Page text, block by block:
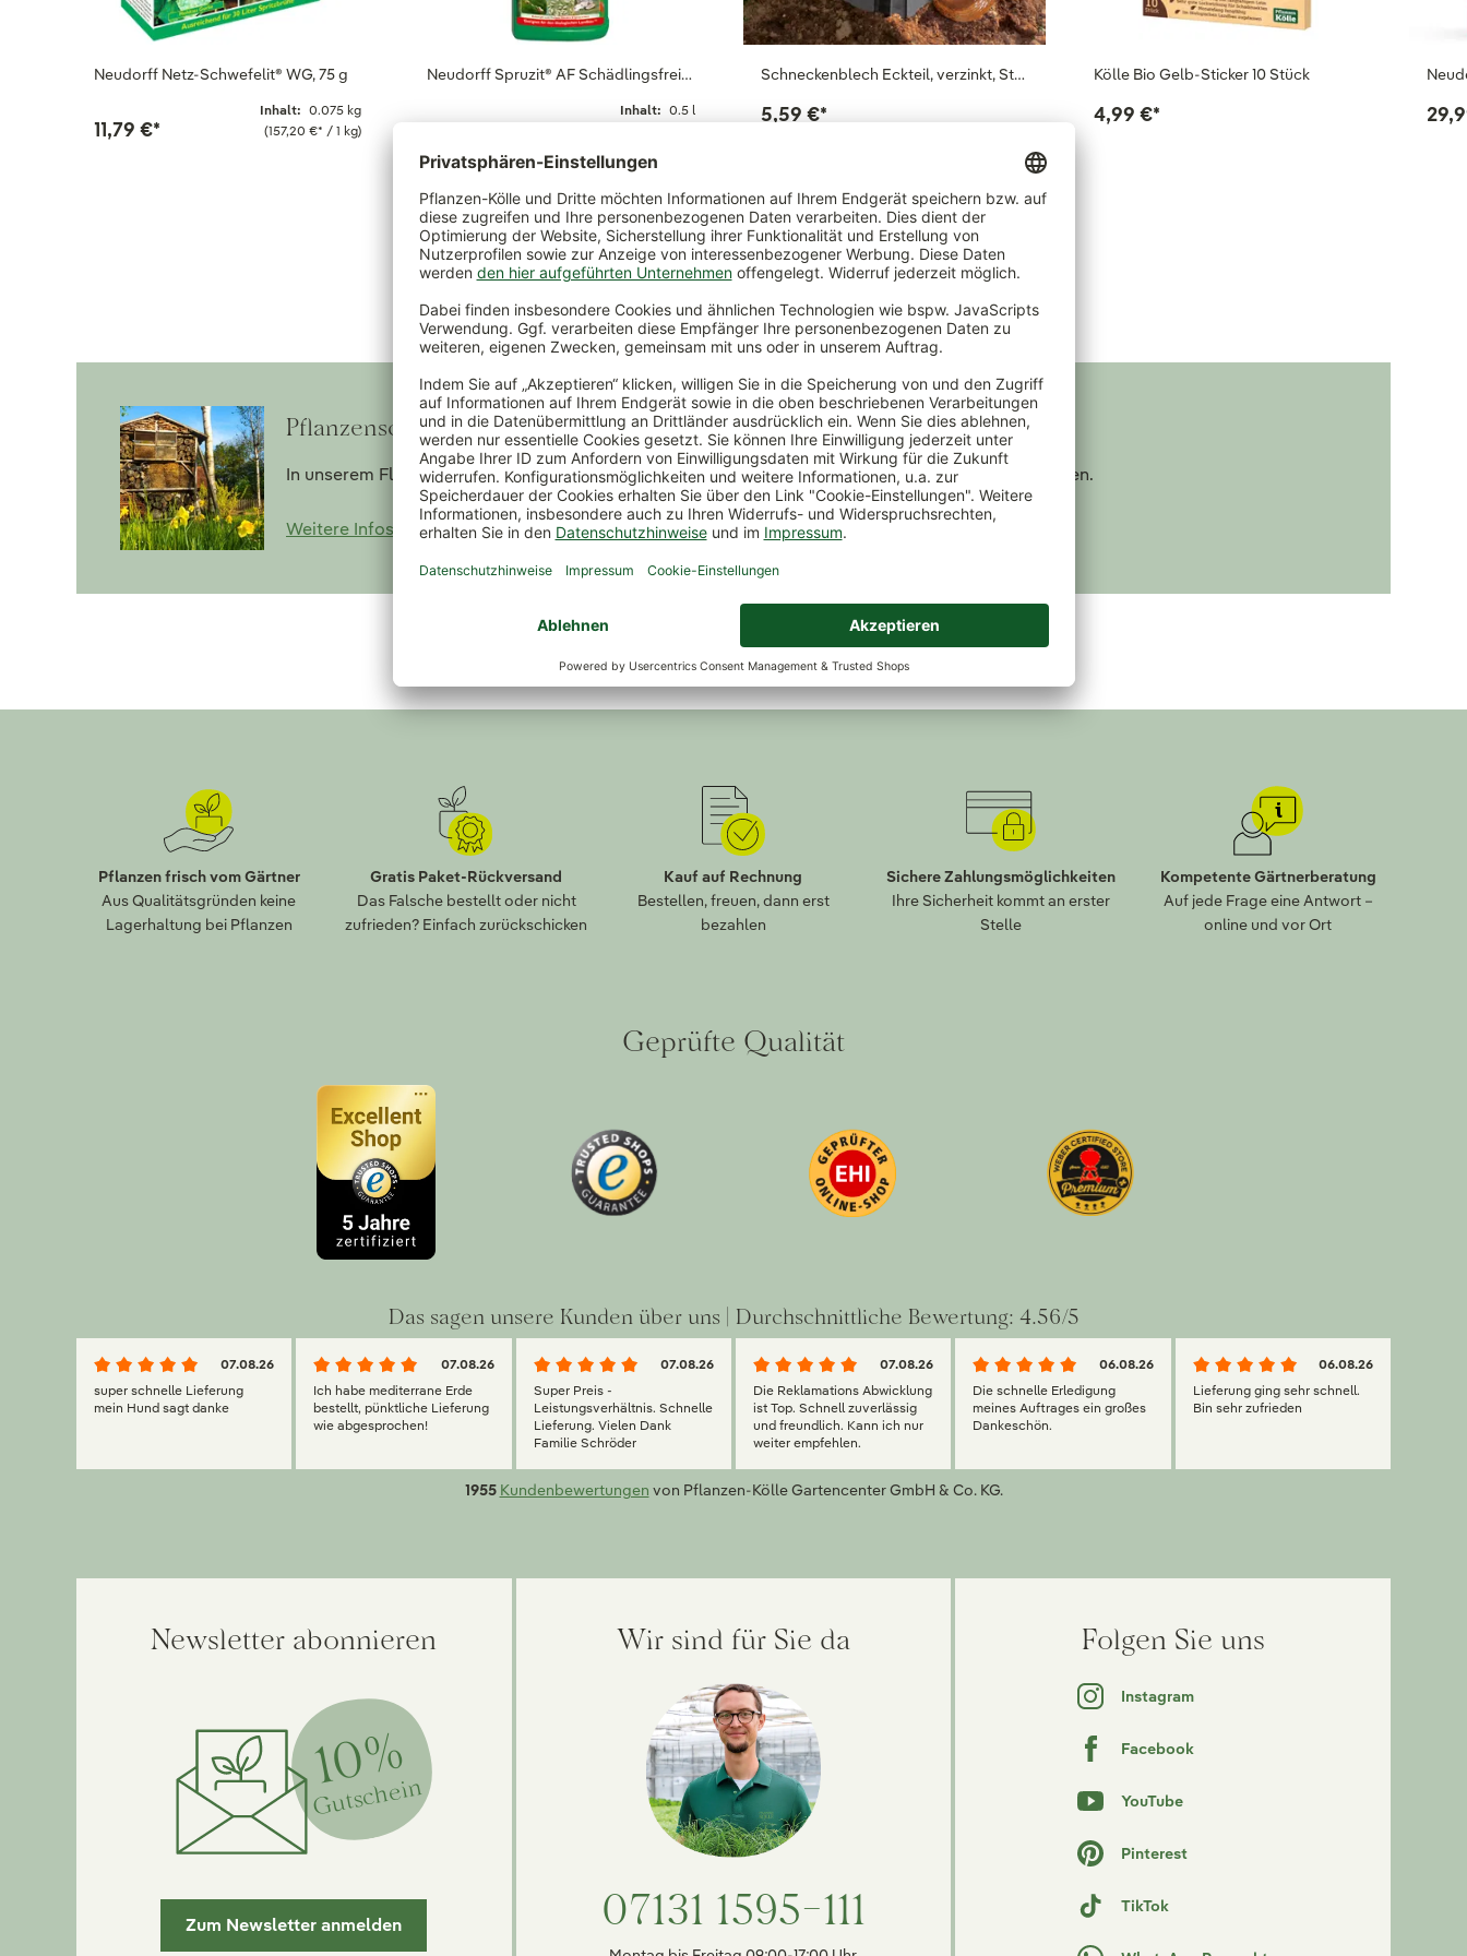
Neudorff Netz-Schwefelit® WG, 75 g
Inhalt: 0.075 kg
(157,20 €* / 1 kg)
11,79 €*
Neudorff Spruzit® AF Schädlingsfrei…
Inhalt: 0.5 l
Schneckenblech Eckteil, verzinkt, St…
5,59 €*
Kölle Bio Gelb-Sticker 10 Stück
4,99 €*
Pflanzenschutz richtig gemacht
In unserem Flyer erfahren Sie 10 hilfreiche Ratschläge für die Anwendung im Haus- und Kleingarten.
Weitere Infos zum Download
Pflanzen frisch vom Gärtner
Aus Qualitätsgründen keine
Lagerhaltung bei Pflanzen
Gratis Paket-Rückversand
Das Falsche bestellt oder nicht
zufrieden? Einfach zurückschicken
Kauf auf Rechnung
Bestellen, freuen, dann erst
bezahlen
Sichere Zahlungsmöglichkeiten
Ihre Sicherheit kommt an erster
Stelle
Kompetente Gärtnerberatung
Auf jede Frage eine Antwort –
online und vor Ort
Geprüfte Qualität
Das sagen unsere Kunden über uns | Durchschnittliche Bewertung: 4.56/5
07.08.26
super schnelle Lieferung
mein Hund sagt danke
07.08.26
Ich habe mediterrane Erde
bestellt, pünktliche Lieferung
wie abgesprochen!
07.08.26
Super Preis -
Leistungsverhältnis. Schnelle
Lieferung. Vielen Dank
Familie Schröder
07.08.26
Die Reklamations Abwicklung
ist Top. Schnell zuverlässig
und freundlich. Kann ich nur
weiter empfehlen.
06.08.26
Die schnelle Erledigung
meines Auftrages ein großes
Dankeschön.
06.08.26
Lieferung ging sehr schnell.
Bin sehr zufrieden
1955 Kundenbewertungen von Pflanzen-Kölle Gartencenter GmbH & Co. KG.
Newsletter abonnieren
10%
Gutschein
Zum Newsletter anmelden
Wir sind für Sie da
07131 1595-111
Folgen Sie uns
Instagram
Facebook
YouTube
Pinterest
TikTok